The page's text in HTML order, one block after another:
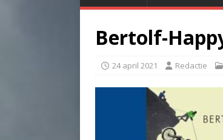
Bertolf-
24 april 2021 Redactie